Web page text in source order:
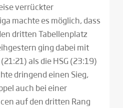
verrückter
machte es möglich, dass
dritten Tabellenplatz
ging dabei mit
als die HSG (23:19)
dringend einen Sieg,
auch bei einer
auf den dritten Rang